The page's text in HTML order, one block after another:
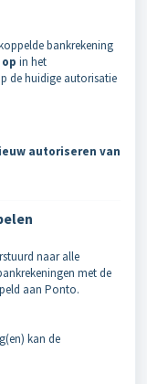
bankrekening
in het
de huidige autorisatie
autoriseren van
naar alle
met de
aan Ponto.
kan de